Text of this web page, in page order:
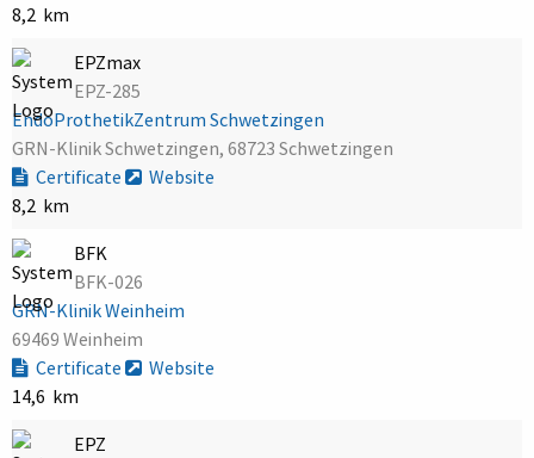
8,2 km
EPZmax
EPZ-285
EndoProthetikZentrum Schwetzingen
GRN-Klinik Schwetzingen, 68723 Schwetzingen
Certificate
Website
8,2 km
BFK
BFK-026
GRN-Klinik Weinheim
69469 Weinheim
Certificate
Website
14,6 km
EPZ